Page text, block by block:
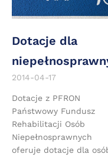
Dotacje dla
2014-04-17
Dotacje z PFRON
Państwowy Fundusz
Rehabilitacji Osób
Niepełnosprawnych
oferuje dotacje dla